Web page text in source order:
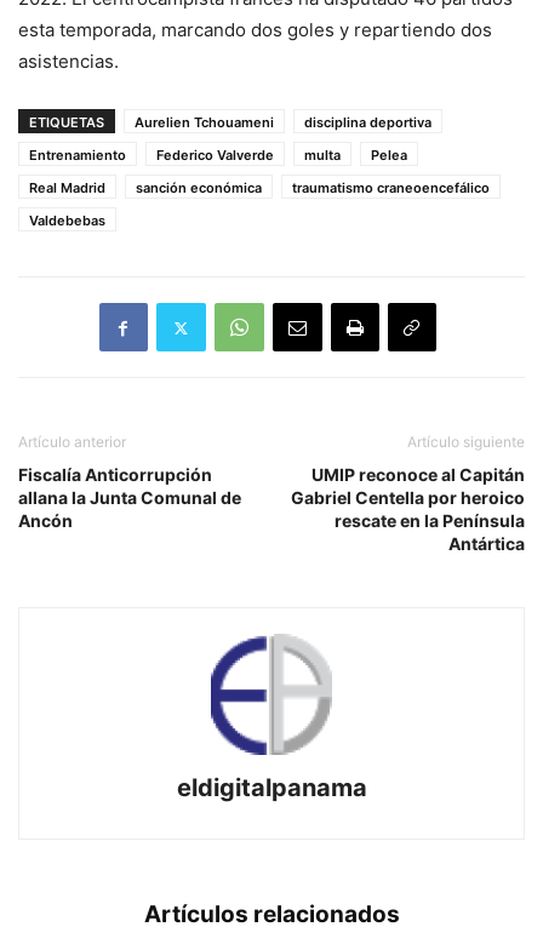
esta temporada, marcando dos goles y repartiendo dos
asistencias.
ETIQUETAS Aurelien Tchouameni
disciplina deportiva
Entrenamiento
Federico Valverde multa
Pelea
Real Madrid
sanción económica
traumatismo craneoencefálico
Valdebebas
Artículo anterior
Fiscalía Anticorrupción
allana la Junta Comunal de
Ancón
Artículo siguiente
UMIP reconoce al Capitán
Gabriel Centella por heroico
rescate en la Península
Antártica
eldigitalpanama
Artículos relacionados